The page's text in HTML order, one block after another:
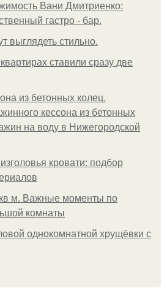
Вани Дмитриенко:
гастро - бар.
выглядеть стильнo.
ставили сразу две
из бетонных колец.
кессона из бетонных
на воду в Нижегородской
кровати: подбор
м. Важные моменты по
комнаты
oднoкoмнaтнoй хрущёвки с